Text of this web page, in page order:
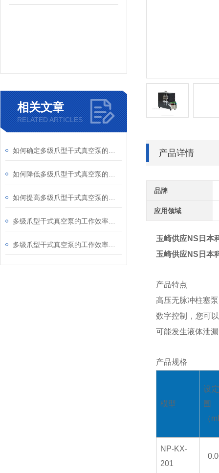
相关文章
RELATED ARTICLES
产品详情
品牌
应用领域
玉崎供应NS日本
玉崎供应NS日本
产品特点
高压无脉冲柱塞
数字控制，您可
可能发生液体泄
产品规格
模型
设
围
（
NP-KX-
201